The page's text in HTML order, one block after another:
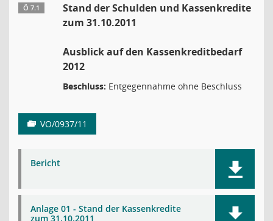
Ö 7.1
Stand der Schulden und Kassenkredite
zum 31.10.2011
Ausblick auf den Kassenkreditbedarf
2012
Beschluss: Entgegennahme ohne Beschluss
VO/0937/11
Bericht
Anlage 01 - Stand der Kassenkredite
zum 31.10.2011